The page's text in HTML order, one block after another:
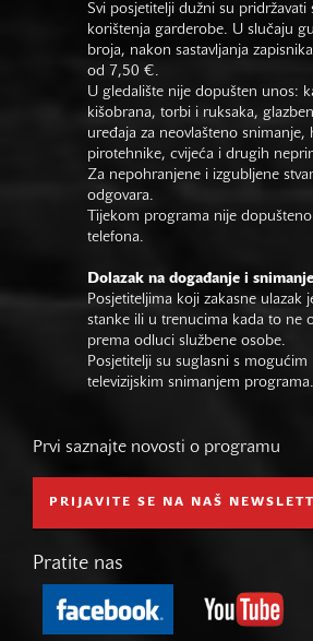
Svi posjetitelji dužni su pridržavati
korištenja garderobe. U slučaju
broja, nakon sastavljanja
od 7,50 €.
U gledalište nije dopušten unos:
kišobrana, torbi i ruksaka,
uređaja za neovlašteno snimanje,
pirotehnike, cvijeća i drugih
Za nepohranjene i izgubljene
odgovara.
Tijekom programa nije
telefona.
Dolazak na događanje i snimanje
Posjetiteljima koji zakasne ulazak
stanke ili u trenucima kada to ne
prema odluci službene osobe.
Posjetitelji su suglasni s mogućim
televizijskim snimanjem programa.
Prvi saznajte novosti o programu
PRIJAVITE SE NA NAŠ
Pratite nas